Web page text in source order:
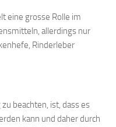
eine grosse Rolle im
allerdings nur
Rinderleber
beachten, ist, dass es
kann und daher durch